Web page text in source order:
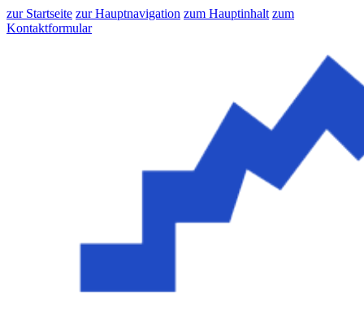
zur Startseite zur Hauptnavigation zum Hauptinhalt zum
Kontaktformular